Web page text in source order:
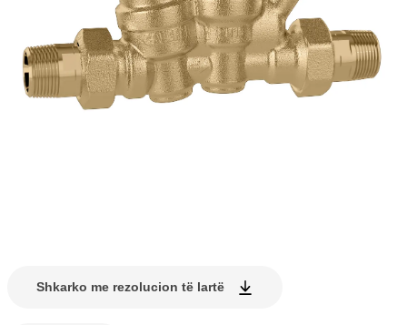
Shkarko me rezolucion të lartë